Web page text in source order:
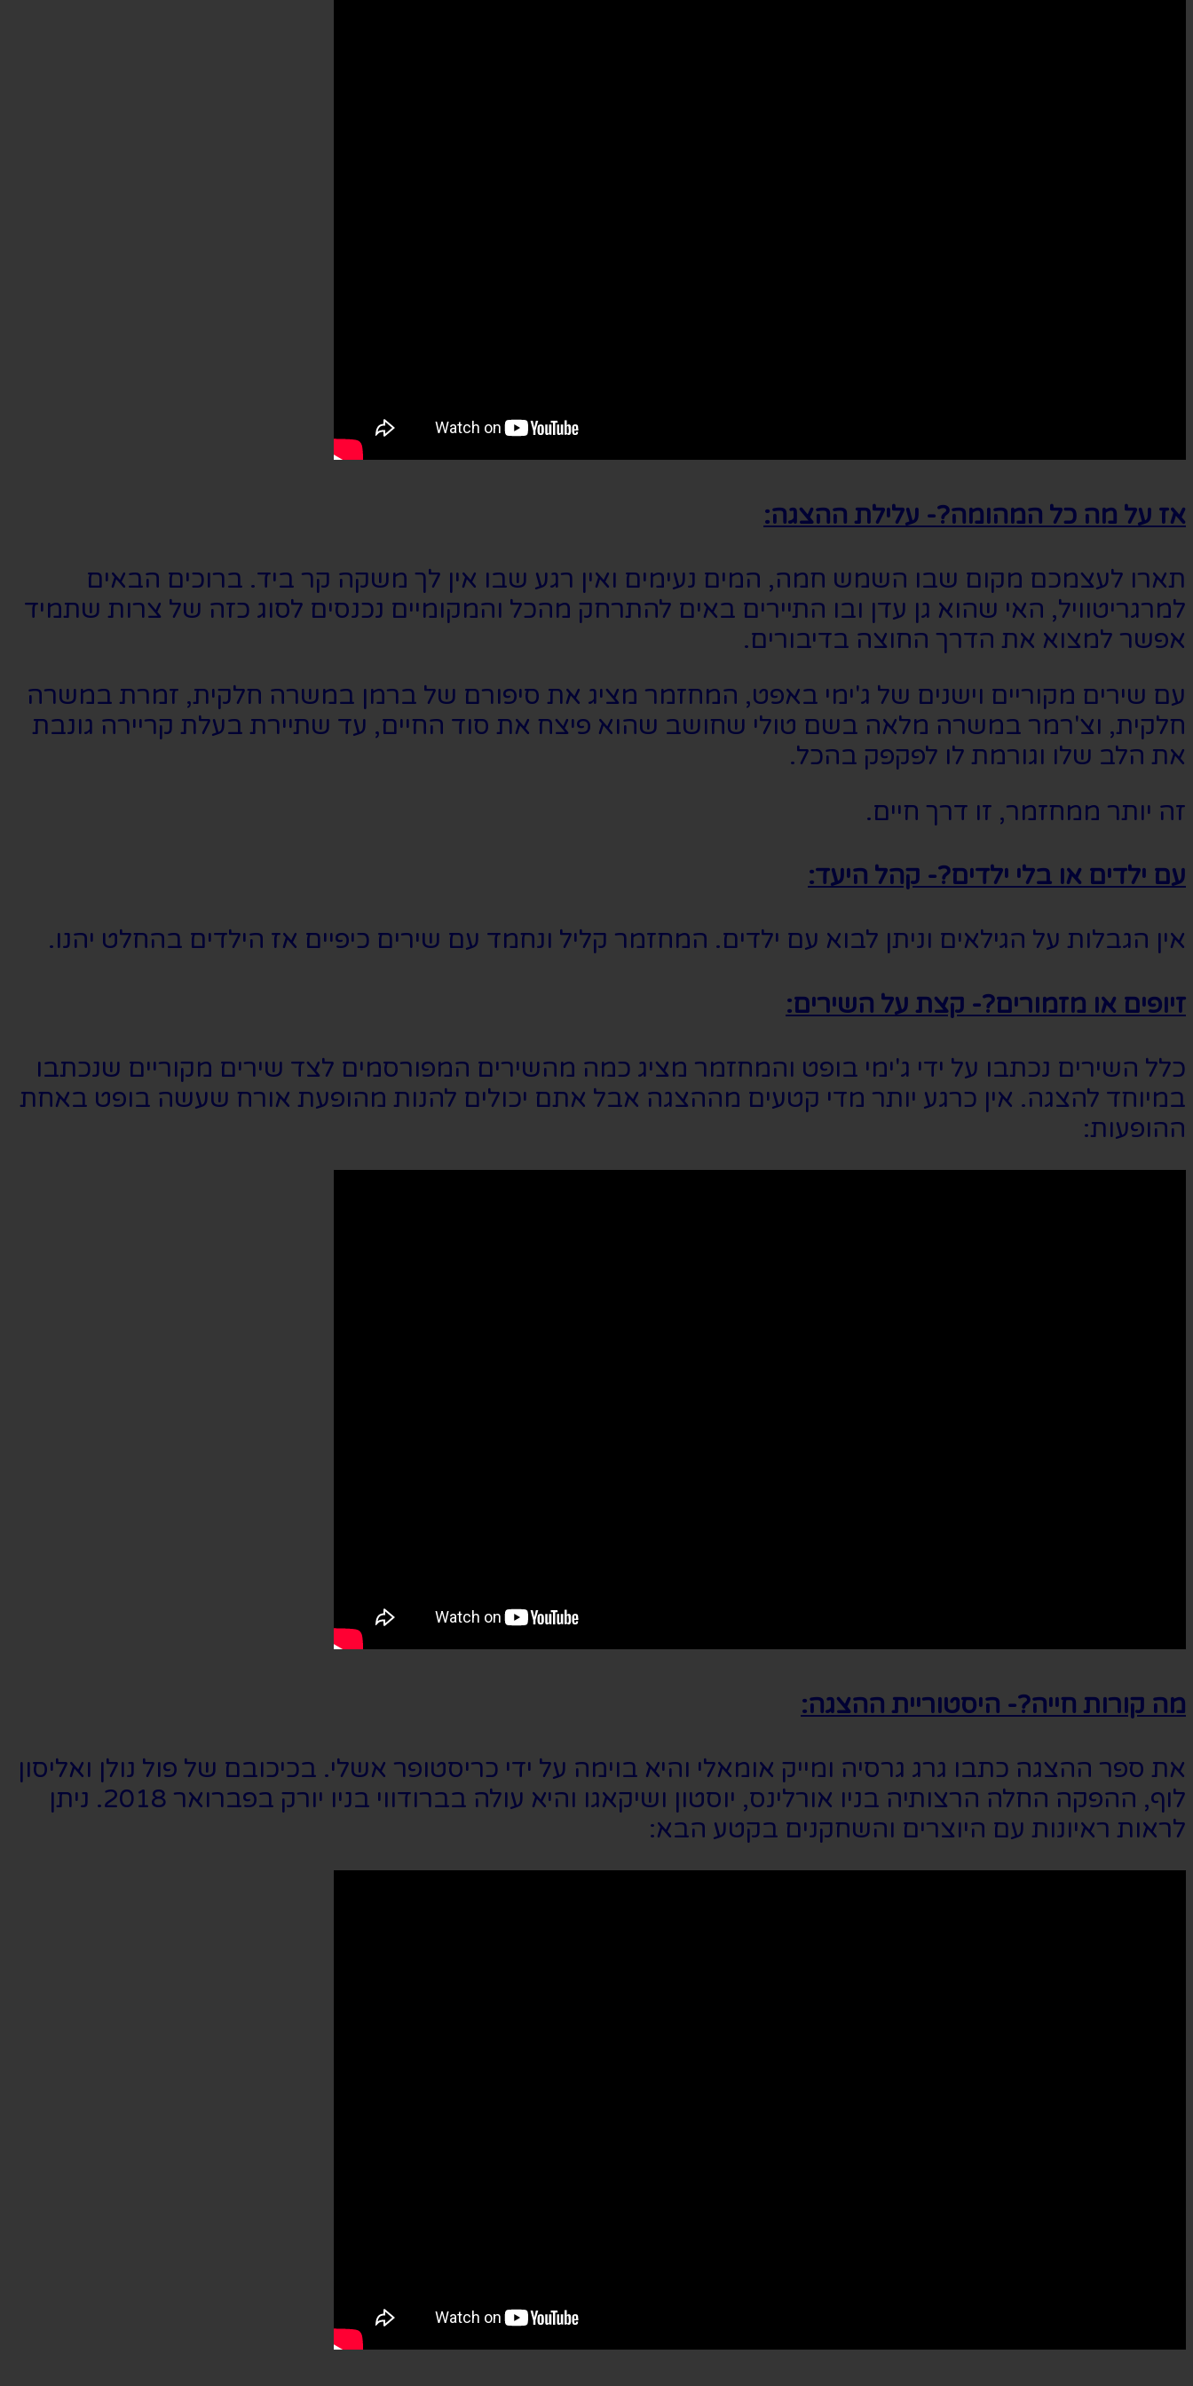
אז על מה כל המהומה?- עלילת ההצגה:
תארו לעצמכם מקום שבו השמש חמה, המים נעימים ואין רגע שבו אין לך משקה קר ביד. ברוכים הבאים
למרגריטוויל, האי שהוא גן עדן ובו התיירים באים להתרחק מהכל והמקומיים נכנסים לסוג כזה של צרות שתמיד
אפשר למצוא את הדרך החוצה בדיבורים.
עם שירים מקוריים וישנים של ג'ימי באפט, המחזמר מציג את סיפורם של ברמן במשרה חלקית, זמרת במשרה
חלקית, וצ'רמר במשרה מלאה בשם טולי שחושב שהוא פיצח את סוד החיים, עד שתיירת בעלת קריירה גונבת
את הלב שלו וגורמת לו לפקפק בהכל.
זה יותר ממחזמר, זו דרך חיים.
עם ילדים או בלי ילדים?- קהל היעד:
אין הגבלות על הגילאים וניתן לבוא עם ילדים. המחזמר קליל ונחמד עם שירים כיפיים אז הילדים בהחלט יהנו.
זיופים או מזמורים?- קצת על השירים:
כלל השירים נכתבו על ידי ג'ימי בופט והמחזמר מציג כמה מהשירים המפורסמים לצד שירים מקוריים שנכתבו
במיוחד להצגה. אין כרגע יותר מדי קטעים מההצגה אבל אתם יכולים להנות מהופעת אורח שעשה בופט באחת
ההופעות:
מה קורות חייה?- היסטוריית ההצגה:
את ספר ההצגה כתבו גרג גרסיה ומייק אומאלי והיא בוימה על ידי כריסטופר אשלי. בכיכובם של פול נולן ואליסון
לוף, ההפקה החלה הרצותיה בניו אורלינס, יוסטון ושיקאגו והיא עולה בברודווי בניו יורק בפברואר 2018. ניתן
לראות ראיונות עם היוצרים והשחקנים בקטע הבא: